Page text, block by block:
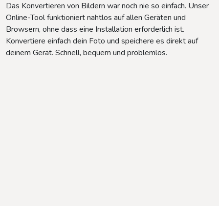
Das Konvertieren von Bildern war noch nie so einfach. Unser
Online-Tool funktioniert nahtlos auf allen Geräten und
Browsern, ohne dass eine Installation erforderlich ist.
Konvertiere einfach dein Foto und speichere es direkt auf
deinem Gerät. Schnell, bequem und problemlos.